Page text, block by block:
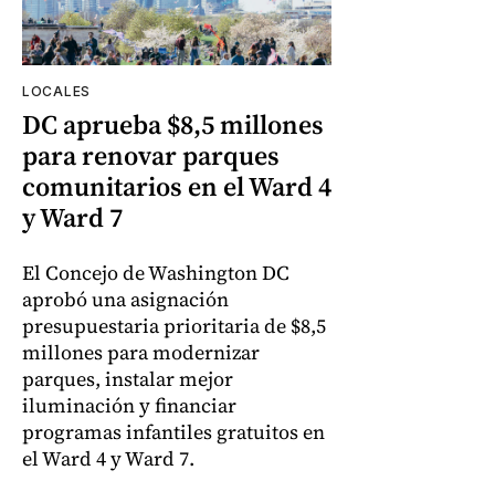
LOCALES
DC aprueba $8,5 millones
para renovar parques
comunitarios en el Ward 4
y Ward 7
El Concejo de Washington DC
aprobó una asignación
presupuestaria prioritaria de $8,5
millones para modernizar
parques, instalar mejor
iluminación y financiar
programas infantiles gratuitos en
el Ward 4 y Ward 7.